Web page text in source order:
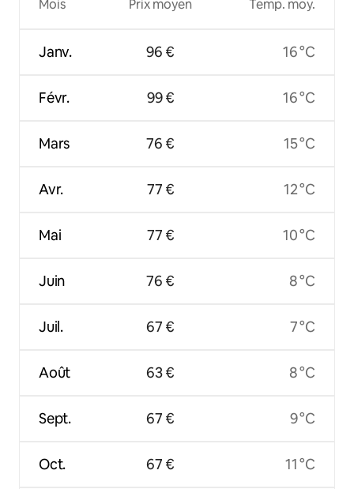
Mois
Janv.
Févr.
Mars
Avr.
Mai
Juin
Juil.
Août
Sept.
Oct.
Prix moyen
96 €
99 €
76 €
77 €
77 €
76 €
67 €
63 €
67 €
67 €
Temp. moy.
16 °C
16 °C
15 °C
12 °C
10 °C
8 °C
7 °C
8 °C
9 °C
11 °C